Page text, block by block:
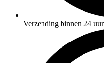
Verzending binnen 24 uur